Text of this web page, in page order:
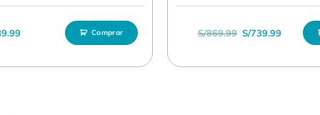
Comprar S/869.99 El precio original
S/739.99El